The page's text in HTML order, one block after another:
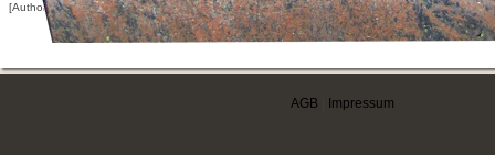
[Author visible for registered users only]
AGB Impressum